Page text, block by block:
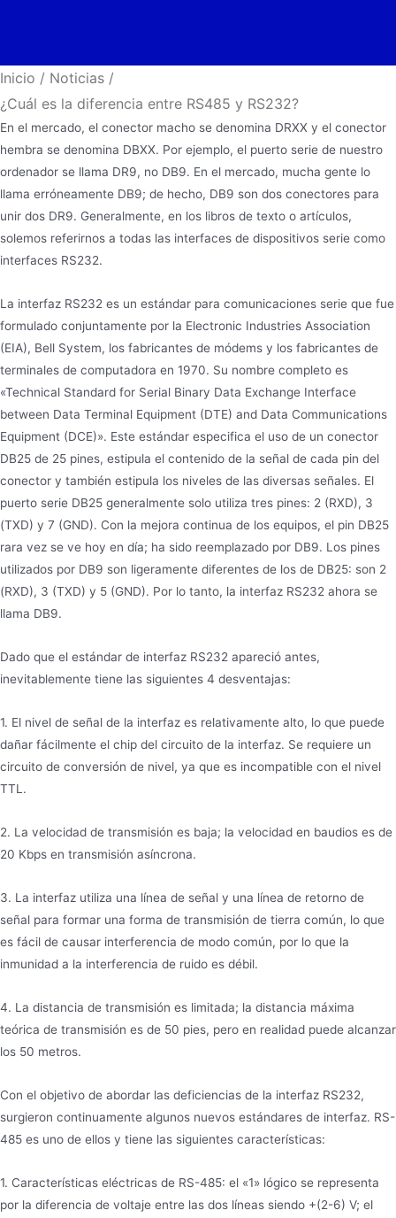
Inicio / Noticias /
¿Cuál es la diferencia entre RS485 y RS232?
En el mercado, el conector macho se denomina DRXX y el conector
hembra se denomina DBXX. Por ejemplo, el puerto serie de nuestro
ordenador se llama DR9, no DB9. En el mercado, mucha gente lo
llama erróneamente DB9; de hecho, DB9 son dos conectores para
unir dos DR9. Generalmente, en los libros de texto o artículos,
solemos referirnos a todas las interfaces de dispositivos serie como
interfaces RS232.
La interfaz RS232 es un estándar para comunicaciones serie que fue
formulado conjuntamente por la Electronic Industries Association
(EIA), Bell System, los fabricantes de módems y los fabricantes de
terminales de computadora en 1970. Su nombre completo es
«Technical Standard for Serial Binary Data Exchange Interface
between Data Terminal Equipment (DTE) and Data Communications
Equipment (DCE)». Este estándar especifica el uso de un conector
DB25 de 25 pines, estipula el contenido de la señal de cada pin del
conector y también estipula los niveles de las diversas señales. El
puerto serie DB25 generalmente solo utiliza tres pines: 2 (RXD), 3
(TXD) y 7 (GND). Con la mejora continua de los equipos, el pin DB25
rara vez se ve hoy en día; ha sido reemplazado por DB9. Los pines
utilizados por DB9 son ligeramente diferentes de los de DB25: son 2
(RXD), 3 (TXD) y 5 (GND). Por lo tanto, la interfaz RS232 ahora se
llama DB9.
Dado que el estándar de interfaz RS232 apareció antes,
inevitablemente tiene las siguientes 4 desventajas:
1. El nivel de señal de la interfaz es relativamente alto, lo que puede
dañar fácilmente el chip del circuito de la interfaz. Se requiere un
circuito de conversión de nivel, ya que es incompatible con el nivel
TTL.
2. La velocidad de transmisión es baja; la velocidad en baudios es de
20 Kbps en transmisión asíncrona.
3. La interfaz utiliza una línea de señal y una línea de retorno de
señal para formar una forma de transmisión de tierra común, lo que
es fácil de causar interferencia de modo común, por lo que la
inmunidad a la interferencia de ruido es débil.
4. La distancia de transmisión es limitada; la distancia máxima
teórica de transmisión es de 50 pies, pero en realidad puede alcanzar
los 50 metros.
Con el objetivo de abordar las deficiencias de la interfaz RS232,
surgieron continuamente algunos nuevos estándares de interfaz. RS-
485 es uno de ellos y tiene las siguientes características:
1. Características eléctricas de RS-485: el «1» lógico se representa
por la diferencia de voltaje entre las dos líneas siendo +(2-6) V; el